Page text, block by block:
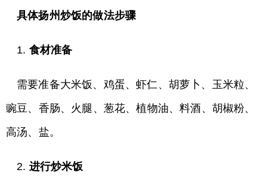
具体扬州炒饭的做法步骤
1. 食材准备
需要准备大米饭、鸡蛋、虾仁、胡萝卜、玉米粒、
豌豆、香肠、火腿、葱花、植物油、料酒、胡椒粉、
高汤、盐。
2. 进行炒米饭